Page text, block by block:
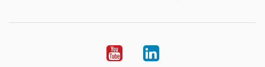
YouTubeLinkedIn